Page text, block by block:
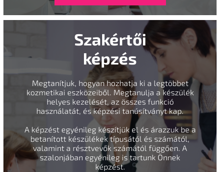
Szakértői
képzés
Megtanítjuk, hogyan hozhatja ki a legtöbbet
kozmetikai eszközeiből. Megtanulja a készülék
helyes kezelését, az összes funkció
használatát, és képzési tanúsítványt kap.
A képzést egyénileg készítjük el és árazzuk be a
betanított készülékek típusától és számától,
valamint a résztvevők számától függően. A
szalonjában egyénileg is tartunk Önnek
képzést.